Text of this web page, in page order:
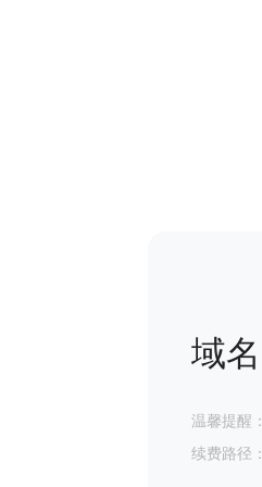
域
温馨提醒
续费路径